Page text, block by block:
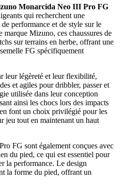
Monarcida Neo III Pro FG
qui recherchent une
performance et de style sur le
marque Mizuno, ces chaussures de
sur terrains en herbe, offrant une
FG spécifiquement
leur légèreté et leur flexibilité,
et agiles pour dribbler, passer et
utilisée dans leur conception
ainsi les chocs lors des impacts
font un choix privilégié pour les
jeu tout en maintenant un haut
FG sont également conçues avec
du pied, ce qui est essentiel pour
la performance. Le design
la forme du pied, offrant un